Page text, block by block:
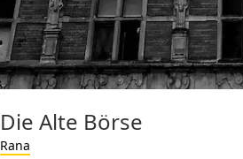
Die Alte Börse
Rana